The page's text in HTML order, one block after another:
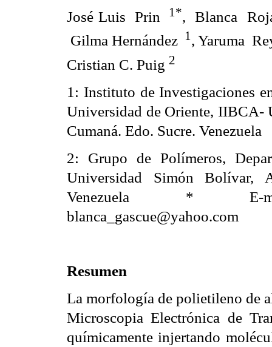
José Luis Prin 1*, Blanca
Gilma Hernández 1 , Yaruma
Cristian C. Puig 2
1: Instituto de Investigaciones
Universidad de Oriente, IIBCA-
Cumaná. Edo. Sucre. Venezuela
2: Grupo de Polímeros,
Universidad Simón Bolívar,
Venezuela
* E-
blanca_gascue@yahoo.com
Resumen
La morfología de polietileno de
Microscopia Electrónica de
químicamente injertando